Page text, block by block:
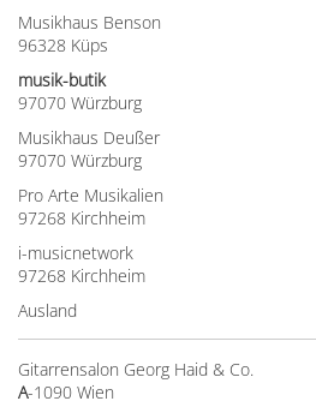
Musikhaus Benson
96328 Küps
musik-butik
97070 Würzburg
Musikhaus Deußer
97070 Würzburg
Pro Arte Musikalien
97268 Kirchheim
i-musicnetwork
97268 Kirchheim
Ausland
Gitarrensalon Georg Haid & Co.
A-1090 Wien